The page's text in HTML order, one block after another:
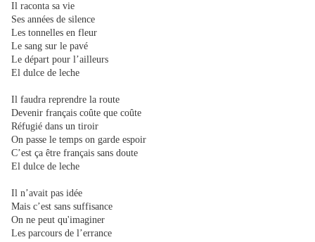
Il raconta sa vie
Ses années de silence
Les tonnelles en fleur
Le sang sur le pavé
Le départ pour l’ailleurs
El dulce de leche
Il faudra reprendre la route
Devenir français coûte que coûte
Réfugié dans un tiroir
On passe le temps on garde espoir
C’est ça être français sans doute
El dulce de leche
Il n’avait pas idée
Mais c’est sans suffisance
On ne peut qu'imaginer
Les parcours de l’errance